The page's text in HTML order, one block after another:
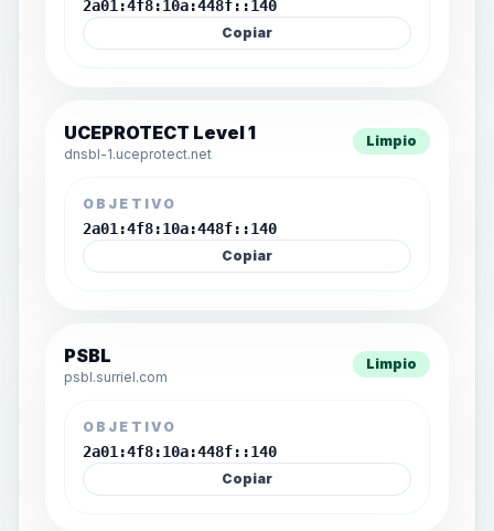
2a01:4f8:10a:448f::140
Copiar
UCEPROTECT Level 1
dnsbl-1.uceprotect.net
Limpio
OBJETIVO
2a01:4f8:10a:448f::140
Copiar
PSBL
psbl.surriel.com
Limpio
OBJETIVO
2a01:4f8:10a:448f::140
Copiar